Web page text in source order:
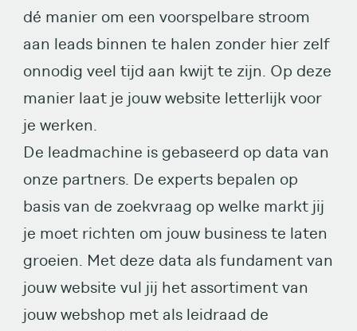
dé manier om een voorspelbare stroom
aan leads binnen te halen zonder hier zelf
onnodig veel tijd aan kwijt te zijn. Op deze
manier laat je jouw website letterlijk voor
je werken.
De leadmachine is gebaseerd op data van
onze partners. De experts bepalen op
basis van de zoekvraag op welke markt jij
je moet richten om jouw business te laten
groeien. Met deze data als fundament van
jouw website vul jij het assortiment van
jouw webshop met als leidraad de